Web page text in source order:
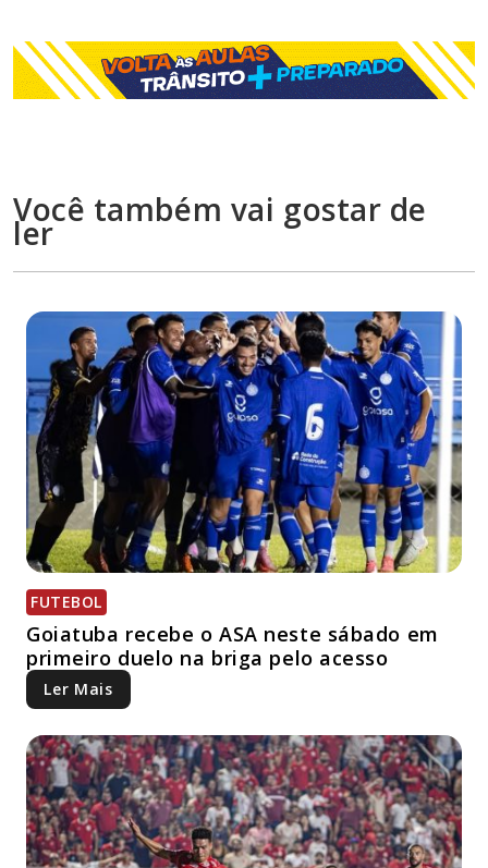
Você também vai gostar de
ler
FUTEBOL
Goiatuba recebe o ASA neste sábado em
primeiro duelo na briga pelo acesso
Ler Mais